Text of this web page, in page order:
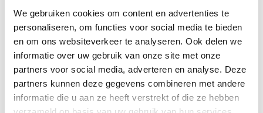
We gebruiken cookies om content en advertenties te
personaliseren, om functies voor social media te bieden
en om ons websiteverkeer te analyseren. Ook delen we
informatie over uw gebruik van onze site met onze
partners voor social media, adverteren en analyse. Deze
partners kunnen deze gegevens combineren met andere
informatie die u aan ze heeft verstrekt of die ze hebben
Winkelwagen
Geen producten in de winkelwagen.
֍ Groot aanbod & scherpe prijzen!
֍ Deskundig advies en gratis proefstukjes.